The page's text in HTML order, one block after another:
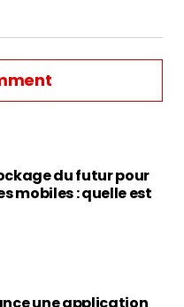
du futur pour
une application
et n’est pas
mobile